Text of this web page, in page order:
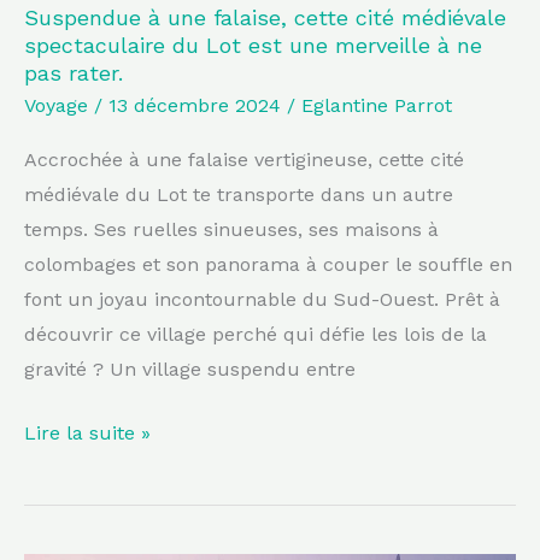
Suspendue à une falaise, cette cité médiévale
spectaculaire du Lot est une merveille à ne
pas rater.
Voyage / 13 décembre 2024 / Eglantine Parrot
Accrochée à une falaise vertigineuse, cette cité
médiévale du Lot te transporte dans un autre
temps. Ses ruelles sinueuses, ses maisons à
colombages et son panorama à couper le souffle en
font un joyau incontournable du Sud-Ouest. Prêt à
découvrir ce village perché qui défie les lois de la
gravité ? Un village suspendu entre
est
une
merveille
à
ne
pas
rater.
Lire la suite »